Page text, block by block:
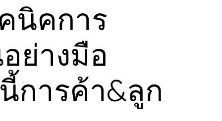
นิคการ
ย่างมือ
การค้า&ลูก